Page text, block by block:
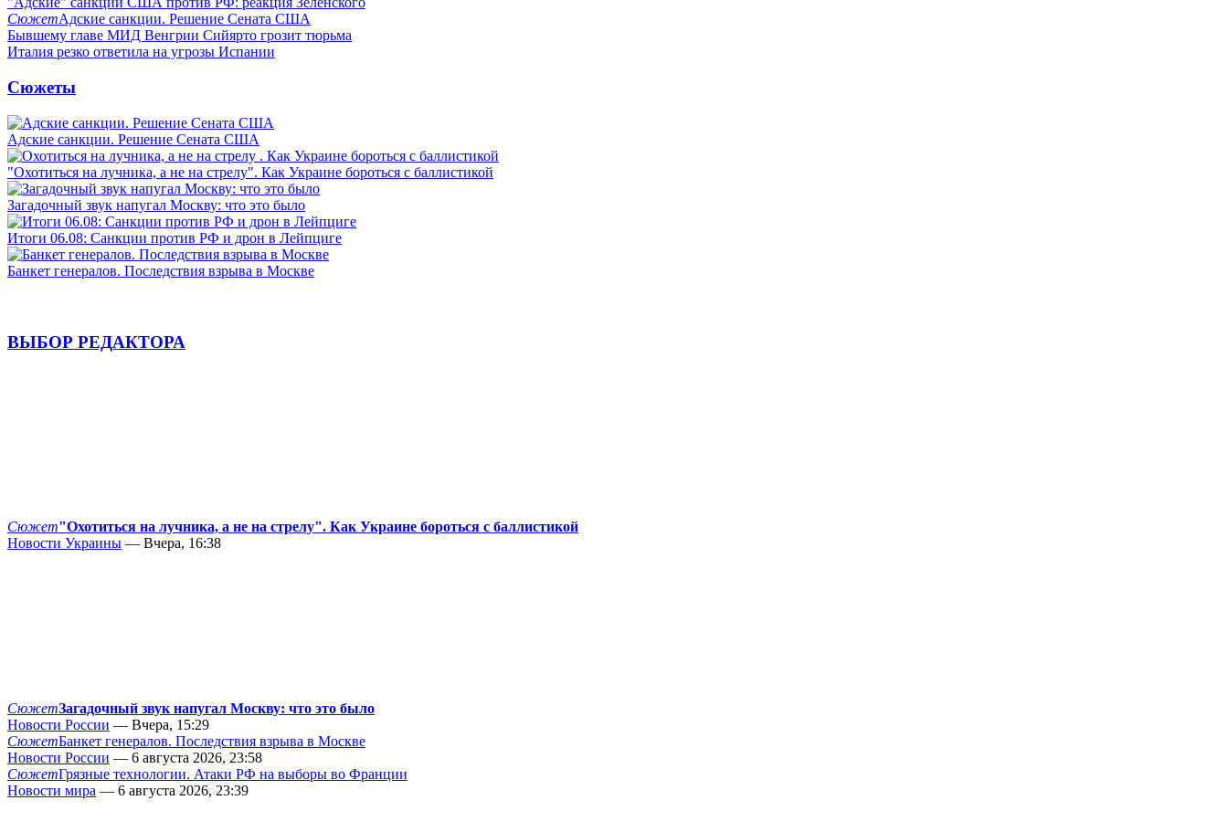
СюжетАдские санкции. Решение Сената США
Бывшему главе МИД Венгрии Сийярто грозит тюрьма
Италия резко ответила на угрозы Испании
Сюжеты
Адские санкции. Решение Сената США
"Охотиться на лучника, а не на стрелу". Как Украине бороться с баллистикой
Загадочный звук напугал Москву: что это было
Итоги 06.08: Санкции против РФ и дрон в Лейпциге
Банкет генералов. Последствия взрыва в Москве
ВЫБОР РЕДАКТОРА
Сюжет"Охотиться на лучника, а не на стрелу". Как Украине бороться с баллистикой
Новости Украины — Вчера, 16:38
СюжетЗагадочный звук напугал Москву: что это было
Новости России — Вчера, 15:29
СюжетБанкет генералов. Последствия взрыва в Москве
Новости России — 6 августа 2026, 23:58
СюжетГрязные технологии. Атаки РФ на выборы во Франции
Новости мира — 6 августа 2026, 23:39